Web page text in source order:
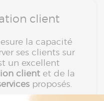
client
la capacité
ses clients sur
un excellent
client et de la
proposés.